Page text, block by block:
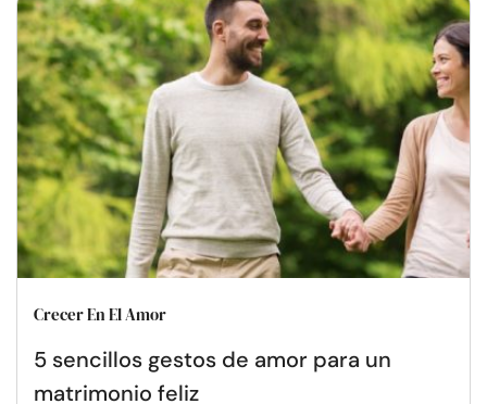
Crecer En El Amor
5 sencillos gestos de amor para un
matrimonio feliz